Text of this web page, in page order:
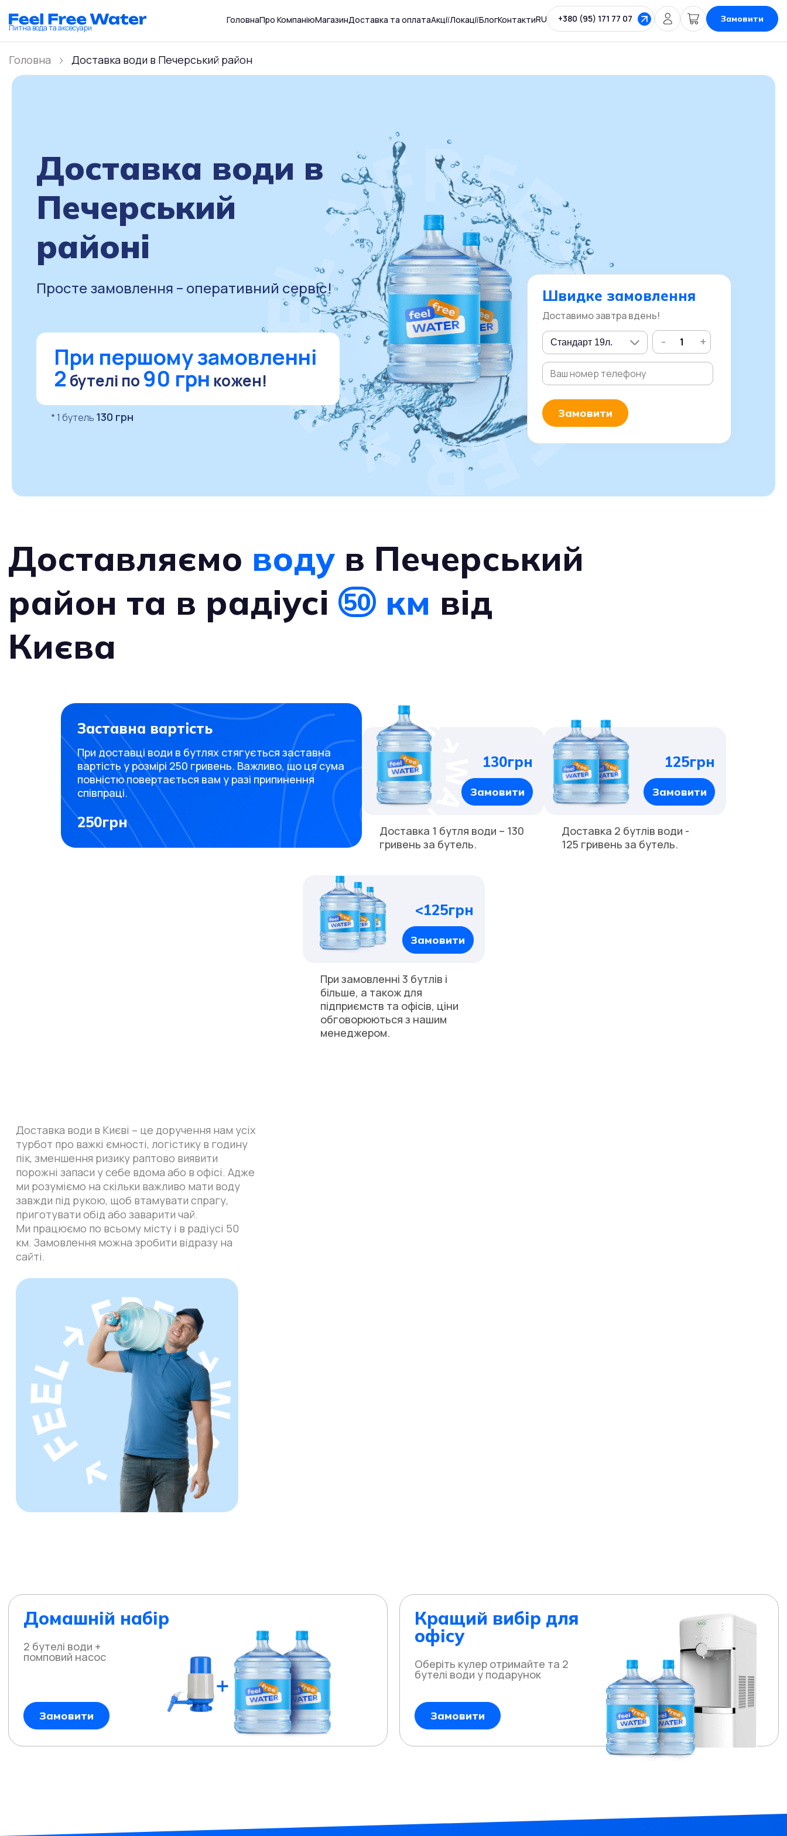
Питна вода та аксесуари
ГоловнаПро КомпаніюМагазинДоставка та оплатаАкціїЛокаціїБлогКонтактиRU +380 (95) 171 77 07 Замовити
Головна Доставка води в Печерський район
Доставка води в
Печерський
районі
Просте замовлення – оперативний сервіс!
При першому замовленні
2 бутелі по 90 грн кожен!
* 1 бутель 130 грн
Швидке замовлення
Доставимо завтра вдень!
- +
Замовити
Доставляємо воду в Печерський
район та в радіусі 50 км від
Києва
130грн
Замовити
Доставка 1 бутля води – 130
гривень за бутель.
125грн
Замовити
Доставка 2 бутлів води -
125 гривень за бутель.
<125грн
Замовити
При замовленні 3 бутлів і
більше, а також для
підприємств та офісів, ціни
обговорюються з нашим
менеджером.
Заставна вартість
При доставці води в бутлях стягується заставна
вартість у розмірі 250 гривень. Важливо, що ця сума
повністю повертається вам у разі припинення
співпраці.
250грн
Доставка води в Києві – це доручення нам усіх
турбот про важкі ємності, логістику в годину
пік, зменшення ризику раптово виявити
порожні запаси у себе вдома або в офісі. Адже
ми розуміємо на скільки важливо мати воду
завжди під рукою, щоб втамувати спрагу,
приготувати обід або заварити чай.
Ми працюємо по всьому місту і в радіусі 50
км. Замовлення можна зробити відразу на
сайті.
Домашній набір
2 бутелі води +
помповий насос
Замовити
Кращий вибір для
офісу
Оберіть кулер отримайте та 2
бутелі води у подарунок
Замовити